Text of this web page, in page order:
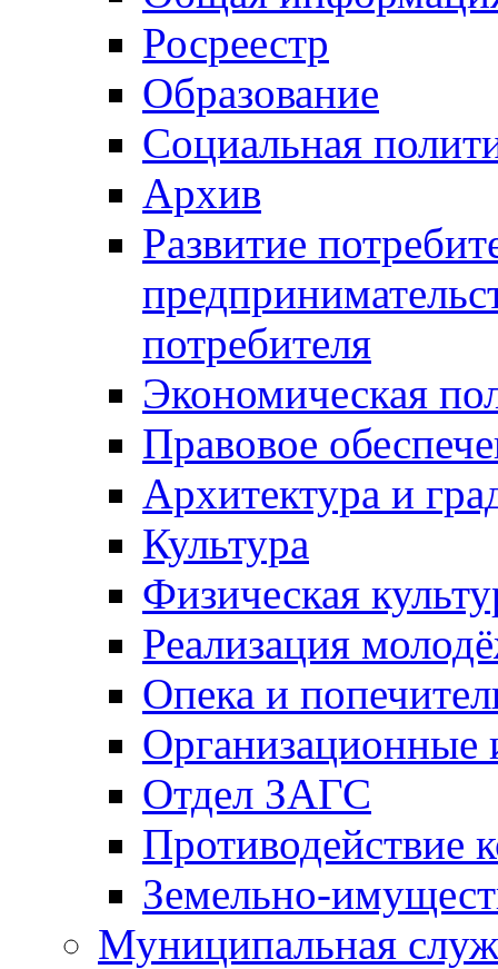
Росреестр
Образование
Социальная
Архив
Развитие
потребителя
Экономическая
Правовое
Архитектура и
Культура
Физическая
Реализация
Опека и
Отдел ЗАГС
Противодействие
Земельно-
Муниципальная